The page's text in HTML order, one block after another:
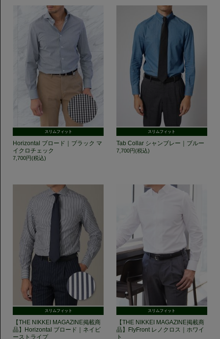
スリムフィット
Horizontal ブロード｜ブラック マ
イクロチェック
7,700円(税込)
スリムフィット
Tab Collar シャンブレー｜ブルー
7,700円(税込)
スリムフィット
【THE NIKKEI MAGAZINE掲載商
品】Horizontal ブロード｜ネイビ
ーストライプ
スリムフィット
【THE NIKKEI MAGAZINE掲載商
品】FlyFront レノクロス｜ホワイ
ト